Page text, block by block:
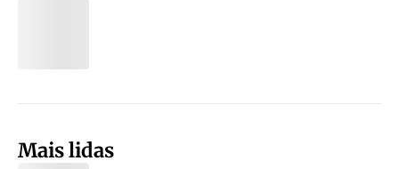
Mais lidas